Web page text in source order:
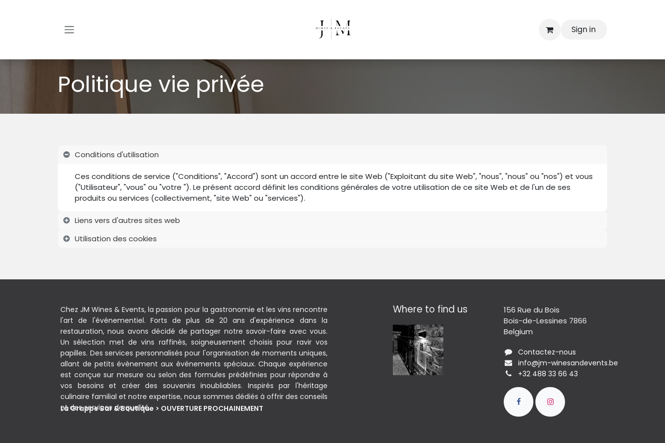
Sign in
Politique vie privée
Conditions d'utilisation
Ces conditions de service ("Conditions", "Accord") sont un accord entre le site Web ("Exploitant du site Web", "nous", "nous" ou "nos") et vous
("Utilisateur", "vous" ou "votre "). Le présent accord définit les conditions générales de votre utilisation de ce site Web et de l'un de ses
produits ou services (collectivement, "site Web" ou "services").
Liens vers d'autres sites web
Utilisation des cookies
156 Rue du Bois
Bois-de-Lessines 7866
Belgium
Contactez-nous
info@jm-winesandevents.be
+32 488 33 66 43
Where to find us​
Chez JM Wines & Events, la passion pour la gastronomie et les vins rencontre
l'art de l'événementiel. Forts de plus de 20 ans d'expérience dans la
restauration, nous avons décidé de partager notre savoir-faire avec vous.
Un sélection met de vins raffinés, soigneusement choisis pour ravir vos
papilles. Des services personnalisés pour l'organisation de moments uniques,
allant de petits évènement aux événements spéciaux. Chaque expérience
est conçue sur mesure ou selon des formules prédéfinies pour répondre à
vos besoins et créer des souvenirs inoubliables. Inspirés par l'héritage
culinaire familial et notre expertise, nous sommes dédiés à offrir des conseils
et des services de qualité.
La Grappe Bar & Boutique > OUVERTURE PROCHAINEMENT